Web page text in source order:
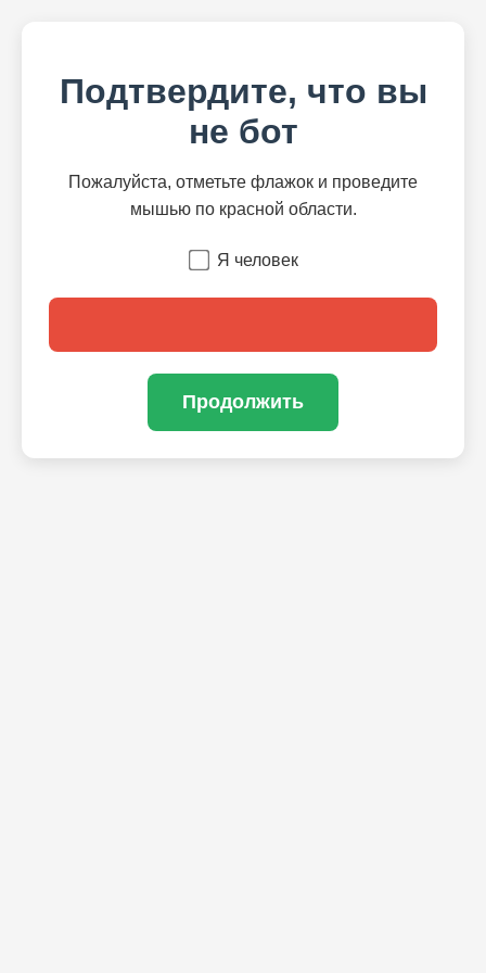
Подтвердите, что вы
не бот
Пожалуйста, отметьте флажок и проведите
мышью по красной области.
Я человек
Продолжить